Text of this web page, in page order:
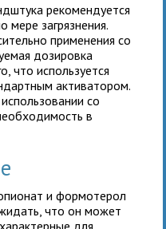
рекомендуется
мере загрязнения.
применениясо
дозировка
что используется
активатором.
со
в
и формотерол
что он может
для